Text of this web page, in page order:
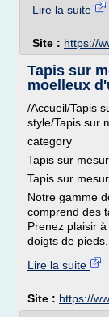
Lire la suite
Site : https://
Tapis sur
moelleux
/Accueil/Tapis
style/Tapis sur
category
Tapis sur
Tapis sur
Notre gamme
comprend des
Prenez plaisir
doigts de
Lire la suite
Site : https://